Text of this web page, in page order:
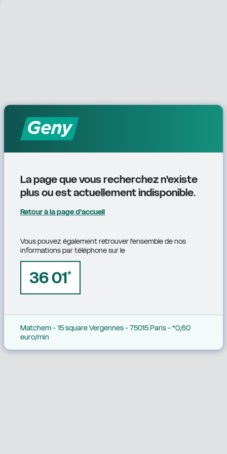
La page que vous recherchez n'existe
plus ou est actuellement indisponible.
Retour à la page d'accueil
Vous pouvez également retrouver l'ensemble de nos
informations par téléphone sur le
36 01*
Matchem - 15 square Vergennes - 75015 Paris - *0,60
euro/min